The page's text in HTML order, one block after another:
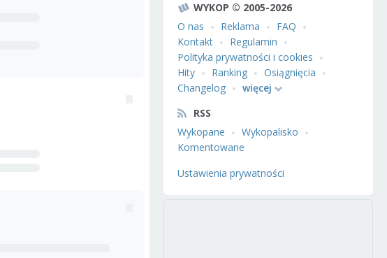
WYKOP © 2005-2026
O nas
Reklama
FAQ
Kontakt
Regulamin
Polityka prywatności i cookies
Hity
Ranking
Osiągnięcia
Changelog
więcej
RSS
Wykopane
Wykopalisko
Komentowane
Ustawienia prywatności